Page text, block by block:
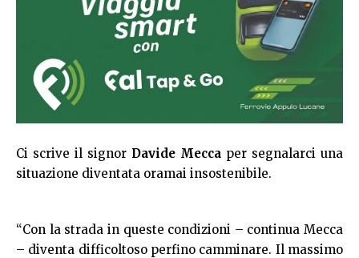
Ci scrive il signor Davide Mecca per segnalarci una
situazione diventata oramai insostenibile.
“Con la strada in queste condizioni – continua Mecca
– diventa difficoltoso perfino camminare. Il massimo